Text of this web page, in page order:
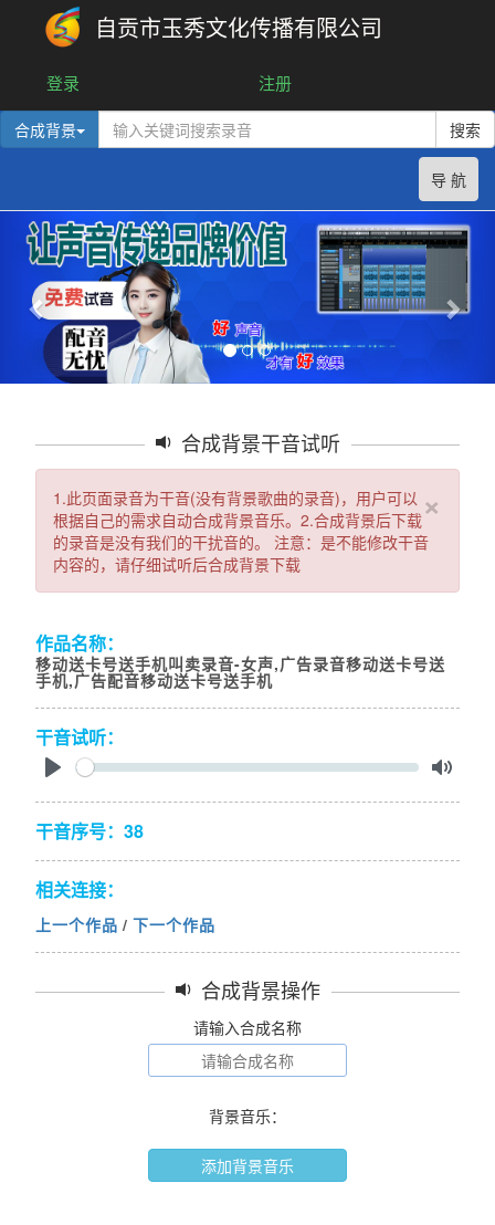
自贡市玉秀文化传播有限公司
登录 注册
合成背景 搜索
导 航
合成背景干音试听
×
1.此页面录音为干音(没有背景歌曲的录音)，用户可以
根据自己的需求自动合成背景音乐。2.合成背景后下载
的录音是没有我们的干扰音的。 注意：是不能修改干音
内容的，请仔细试听后合成背景下载
作品名称：
移动送卡号送手机叫卖录音-女声,广告录音移动送卡号送
手机,广告配音移动送卡号送手机
干音试听：
Play
Seek
Mute
干音序号：38
相关连接：
上一个作品 / 下一个作品
合成背景操作
请输入合成名称
背景音乐：
添加背景音乐